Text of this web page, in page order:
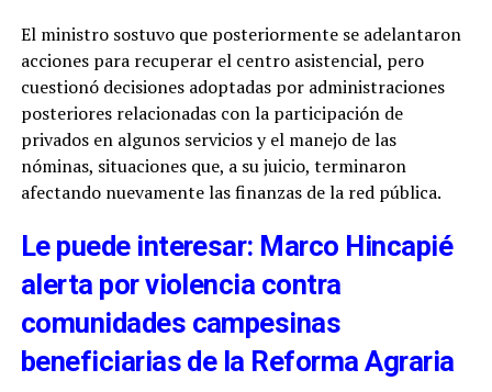
El ministro sostuvo que posteriormente se adelantaron
acciones para recuperar el centro asistencial, pero
cuestionó decisiones adoptadas por administraciones
posteriores relacionadas con la participación de
privados en algunos servicios y el manejo de las
nóminas, situaciones que, a su juicio, terminaron
afectando nuevamente las finanzas de la red pública.
Le puede interesar: Marco Hincapié
alerta por violencia contra
comunidades campesinas
beneficiarias de la Reforma Agraria